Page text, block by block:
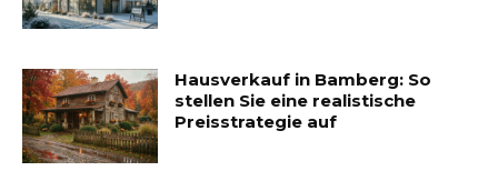
Hausverkauf in Bamberg: So
stellen Sie eine realistische
Preisstrategie auf